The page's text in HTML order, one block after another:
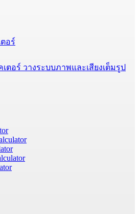
อร์
เตอร์ วางระบบภาพและเสียงเต็มรูป